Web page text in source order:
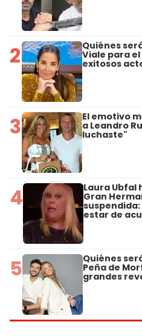
2 Quiénes
Viale para
exitosos
3 El emotivo
a Leandro
luchaste"
4 Laura Ubfal
Gran
estar de
5 Quiénes
Peña de
grandes